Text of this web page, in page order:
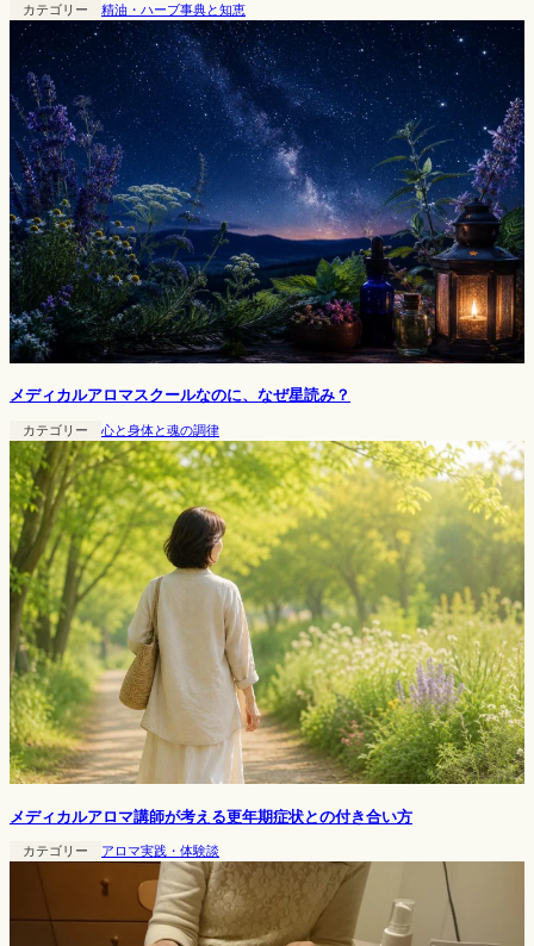
カテゴリー 精油・ハーブ事典と知恵
メディカルアロマスクールなのに、なぜ星読み？
カテゴリー 心と身体と魂の調律
メディカルアロマ講師が考える更年期症状との付き合い方
カテゴリー アロマ実践・体験談